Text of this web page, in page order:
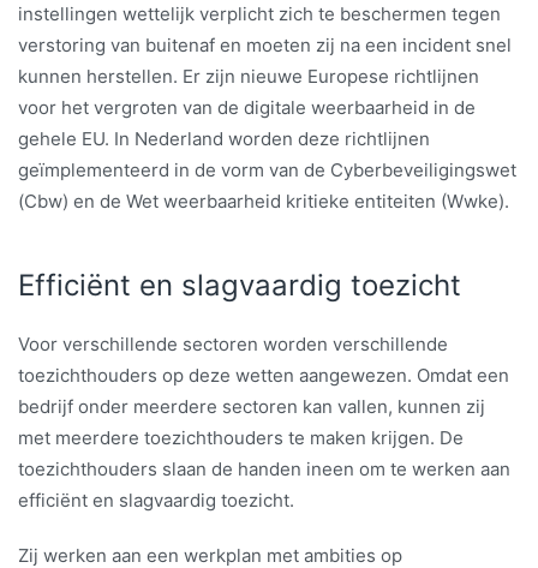
instellingen wettelijk verplicht zich te beschermen tegen
verstoring van buitenaf en moeten zij na een incident snel
kunnen herstellen. Er zijn nieuwe Europese richtlijnen
voor het vergroten van de digitale weerbaarheid in de
gehele EU. In Nederland worden deze richtlijnen
geïmplementeerd in de vorm van de Cyberbeveiligingswet
(Cbw) en de Wet weerbaarheid kritieke entiteiten (Wwke).
Efficiënt en slagvaardig toezicht
Voor verschillende sectoren worden verschillende
toezichthouders op deze wetten aangewezen. Omdat een
bedrijf onder meerdere sectoren kan vallen, kunnen zij
met meerdere toezichthouders te maken krijgen. De
toezichthouders slaan de handen ineen om te werken aan
efficiënt en slagvaardig toezicht.
Zij werken aan een werkplan met ambities op